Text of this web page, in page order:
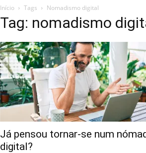
Início Tags Nomadismo digital
Tag: nomadismo
Já pensou tornar-se num
digital?